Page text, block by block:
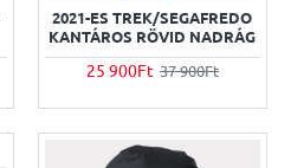
2021-ES TREK/SEGAFREDO
KANTÁROS RÖVID NADRÁG
25 900Ft 37 900Ft